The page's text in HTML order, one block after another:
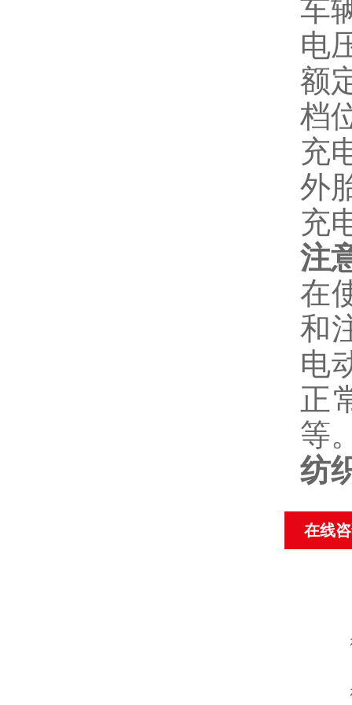
车
电
额
档
充
外
充
注
在
和
电
正
等
纺
在线